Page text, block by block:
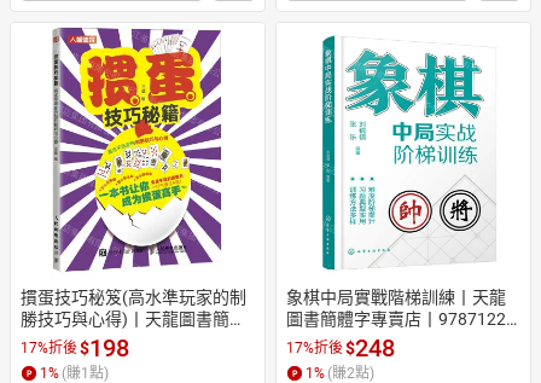
摜蛋技巧秘笈(高水準玩家的制
勝技巧與心得)丨天龍圖書簡體
字專賣店丨9787115633309 (tl
2605)
17%折後$198
1% (賺1點)
象棋中局實戰階梯訓練丨天龍
圖書簡體字專賣店丨97871224
98311 (tl2605)
17%折後$248
1% (賺2點)